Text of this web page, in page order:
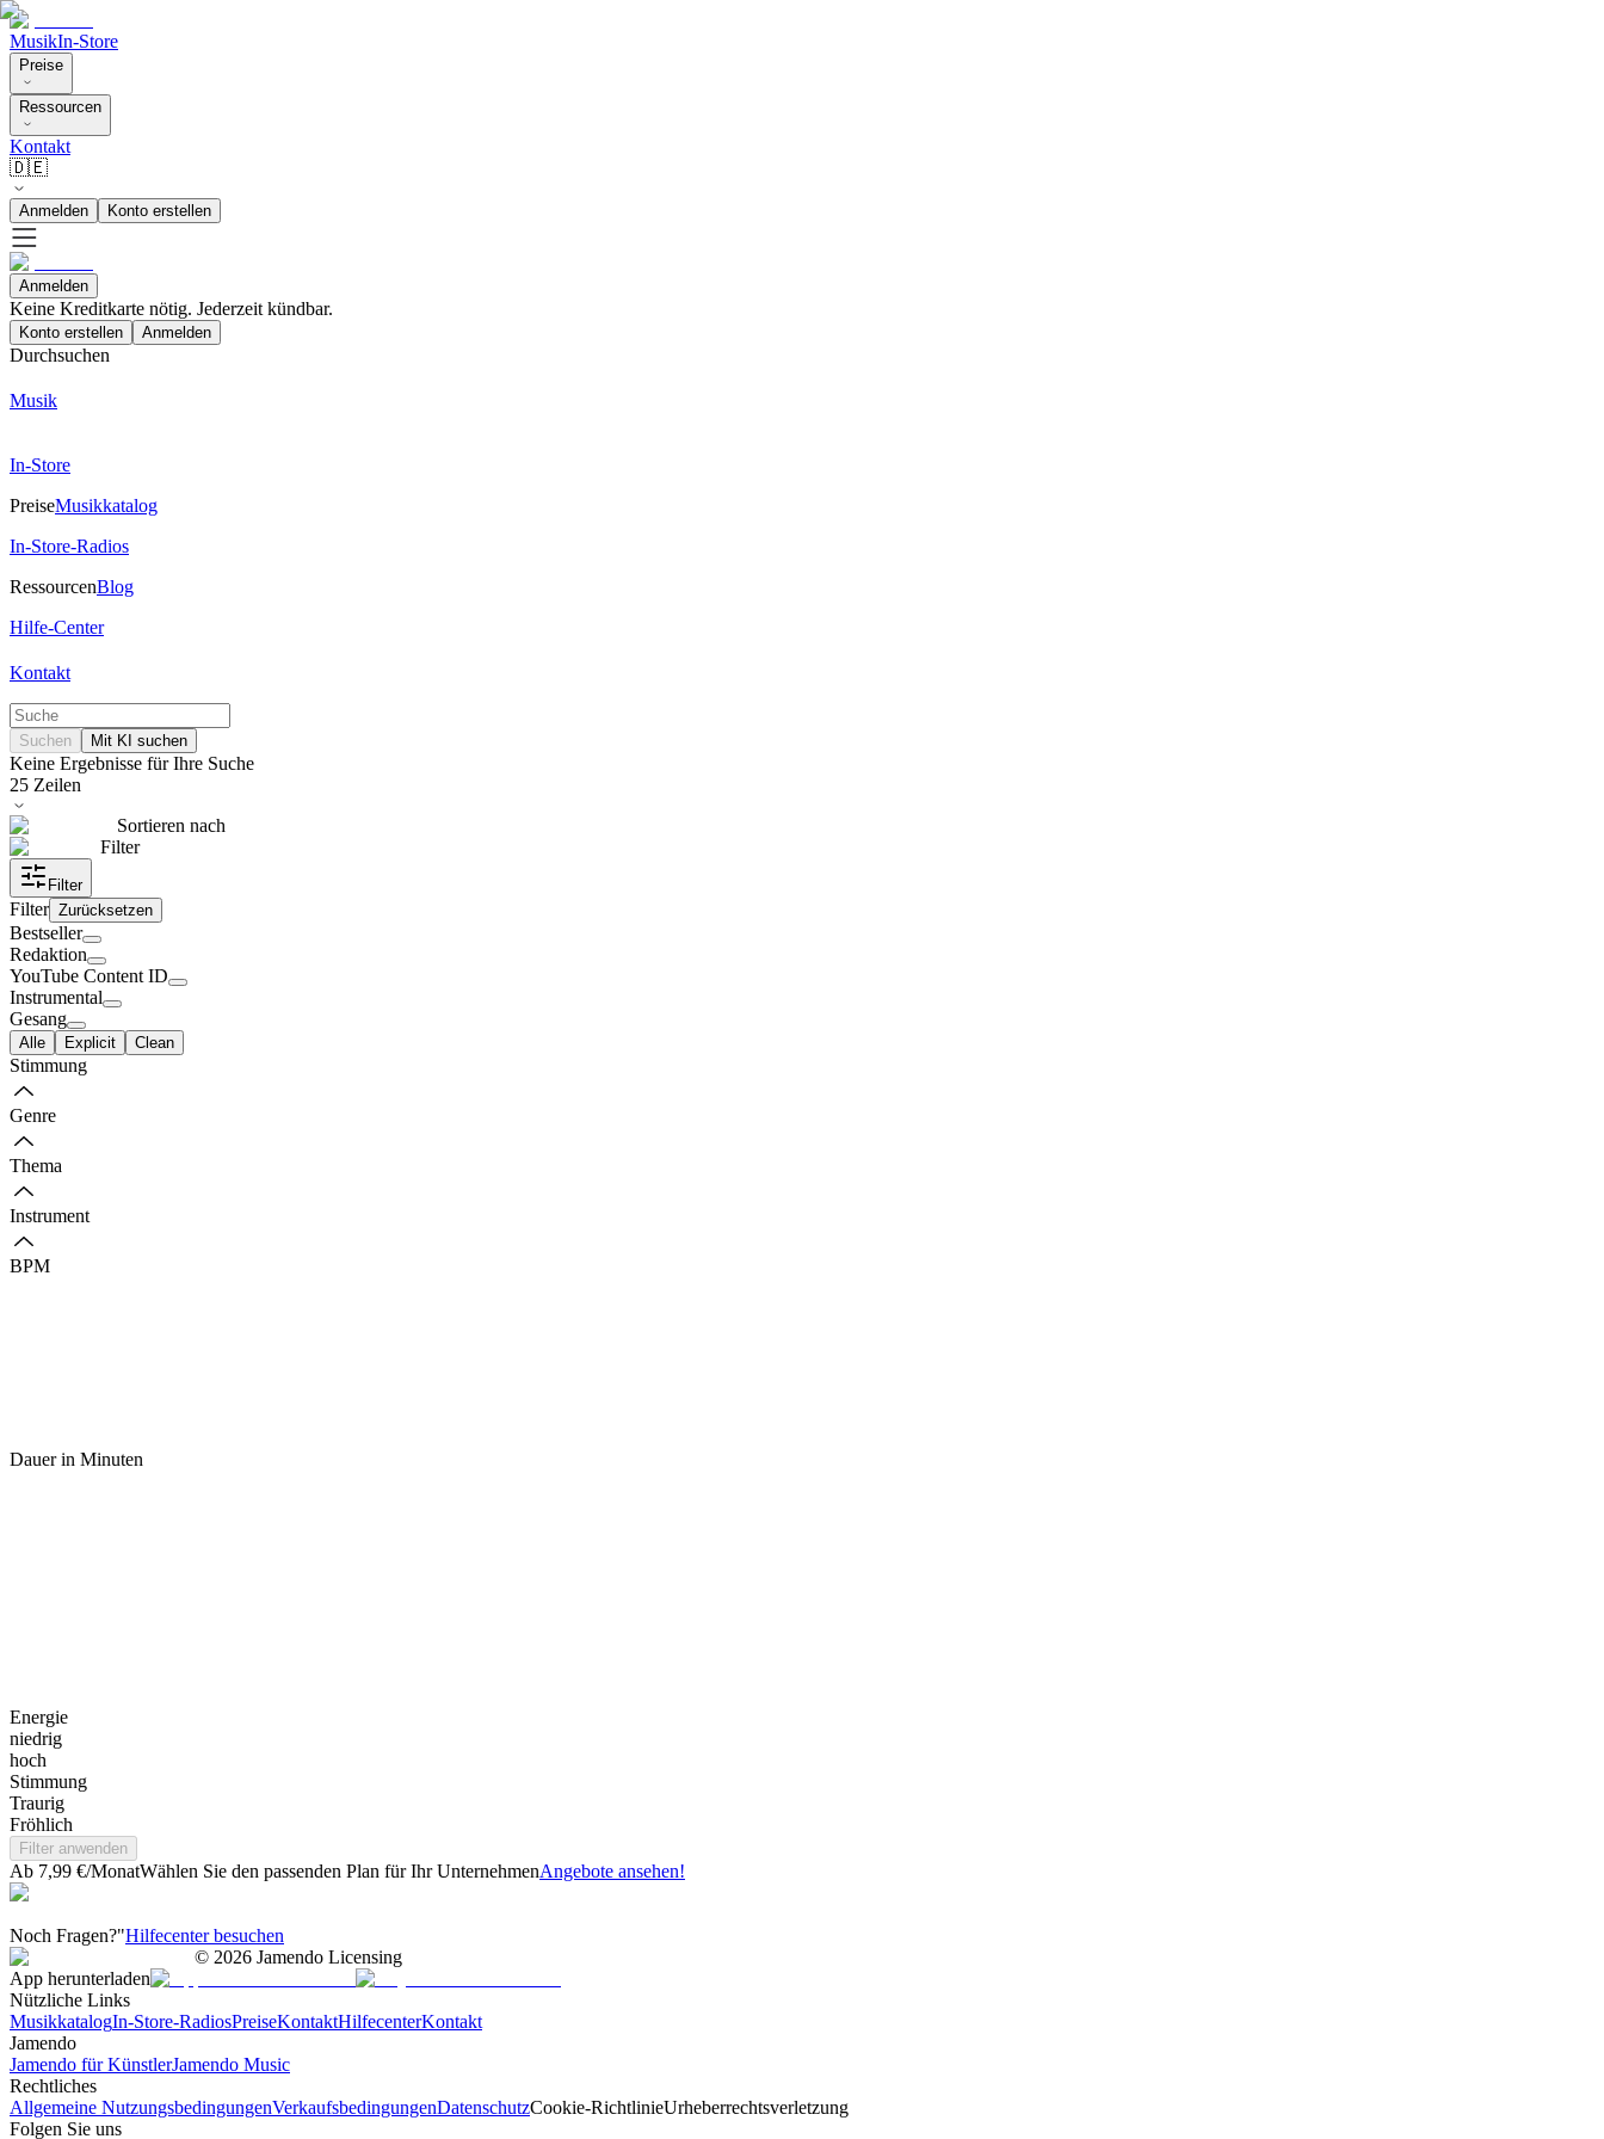
MusikIn-Store
Preise
Ressourcen
Kontakt
🇩🇪
Anmelden Konto erstellen
Anmelden
Keine Kreditkarte nötig. Jederzeit kündbar.
Konto erstellen Anmelden
Durchsuchen
Musik
In-Store
PreiseMusikkatalog
In-Store-Radios
RessourcenBlog
Hilfe-Center
Kontakt
Suchen Mit KI suchen
Keine Ergebnisse für Ihre Suche
25 Zeilen
Sortieren nach
Filter
Filter
Filter Zurücksetzen
Bestseller
Redaktion
YouTube Content ID
Instrumental
Gesang
Alle Explicit Clean
Stimmung
Genre
Thema
Instrument
BPM
Dauer in Minuten
Energie
niedrig
hoch
Stimmung
Traurig
Fröhlich
Filter anwenden
Ab 7,99 €/MonatWählen Sie den passenden Plan für Ihr UnternehmenAngebote ansehen!
Noch Fragen?"Hilfecenter besuchen
© 2026 Jamendo Licensing
App herunterladen
Nützliche Links
MusikkatalogIn-Store-RadiosPreiseKontaktHilfecenterKontakt
Jamendo
Jamendo für KünstlerJamendo Music
Rechtliches
Allgemeine NutzungsbedingungenVerkaufsbedingungenDatenschutzCookie-RichtlinieUrheberrechtsverletzung
Folgen Sie uns